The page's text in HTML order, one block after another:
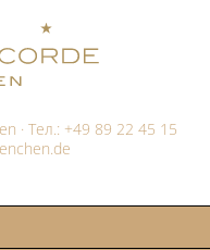
· Тел.: +49 89 22 45 15